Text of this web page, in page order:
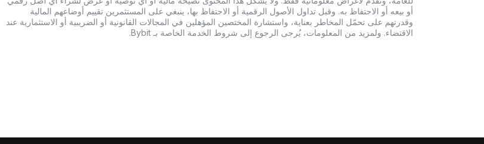
أو بيعه أو الاحتفاظ به. وقبل تداول الأصول الرقمية أو الاحتفاظ بها، ينبغي على المستثمرين تقييم أوضاعهم المالية
وقدرتهم على تحمّل المخاطر بعناية، واستشارة المختصين المؤهلين في المجالات القانونية أو الضريبية أو الاستثمارية عند
الاقتضاء. ولمزيد من المعلومات، يُرجى الرجوع إلى شروط الخدمة الخاصة بـ Bybit.